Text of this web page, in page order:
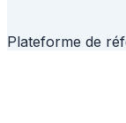
Plateforme de